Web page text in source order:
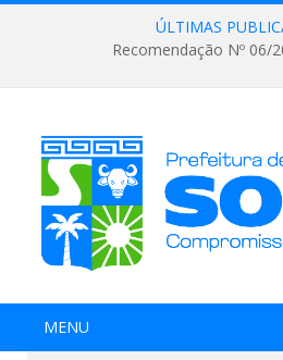
ÚLTIMAS
Recomendação Nº 06/
MENU